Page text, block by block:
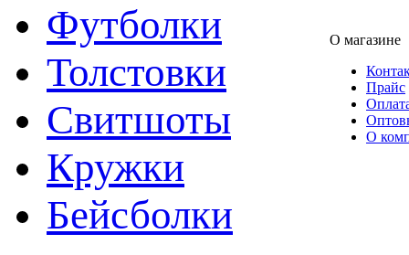
Футболки
Толстовки
Свитшоты
Кружки
Бейсболки
О магазине
Прайс
О